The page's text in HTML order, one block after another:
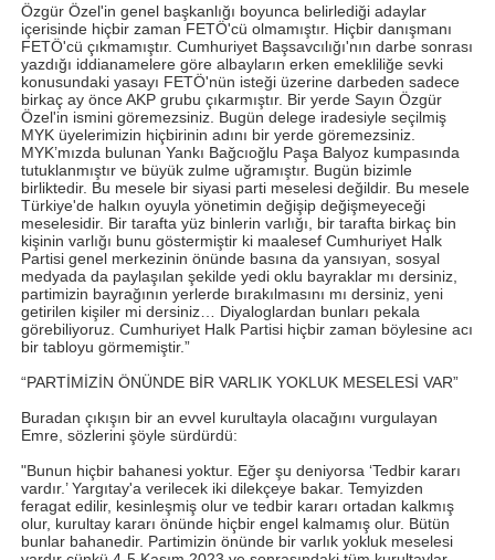
Özgür Özel'in genel başkanlığı boyunca belirlediği adaylar
içerisinde hiçbir zaman FETÖ'cü olmamıştır. Hiçbir danışmanı
FETÖ'cü çıkmamıştır. Cumhuriyet Başsavcılığı'nın darbe sonrası
yazdığı iddianamelere göre albayların erken emekliliğe sevki
konusundaki yasayı FETÖ'nün isteği üzerine darbeden sadece
birkaç ay önce AKP grubu çıkarmıştır. Bir yerde Sayın Özgür
Özel'in ismini göremezsiniz. Bugün delege iradesiyle seçilmiş
MYK üyelerimizin hiçbirinin adını bir yerde göremezsiniz.
MYK’mızda bulunan Yankı Bağcıoğlu Paşa Balyoz kumpasında
tutuklanmıştır ve büyük zulme uğramıştır. Bugün bizimle
birliktedir. Bu mesele bir siyasi parti meselesi değildir. Bu mesele
Türkiye'de halkın oyuyla yönetimin değişip değişmeyeceği
meselesidir. Bir tarafta yüz binlerin varlığı, bir tarafta birkaç bin
kişinin varlığı bunu göstermiştir ki maalesef Cumhuriyet Halk
Partisi genel merkezinin önünde basına da yansıyan, sosyal
medyada da paylaşılan şekilde yedi oklu bayraklar mı dersiniz,
partimizin bayrağının yerlerde bırakılmasını mı dersiniz, yeni
getirilen kişiler mi dersiniz… Diyaloglardan bunları pekala
görebiliyoruz. Cumhuriyet Halk Partisi hiçbir zaman böylesine acı
bir tabloyu görmemiştir.”
“PARTİMİZİN ÖNÜNDE BİR VARLIK YOKLUK MESELESİ VAR”
Buradan çıkışın bir an evvel kurultayla olacağını vurgulayan
Emre, sözlerini şöyle sürdürdü:
"Bunun hiçbir bahanesi yoktur. Eğer şu deniyorsa ‘Tedbir kararı
vardır.’ Yargıtay'a verilecek iki dilekçeye bakar. Temyizden
feragat edilir, kesinleşmiş olur ve tedbir kararı ortadan kalkmış
olur, kurultay kararı önünde hiçbir engel kalmamış olur. Bütün
bunlar bahanedir. Partimizin önünde bir varlık yokluk meselesi